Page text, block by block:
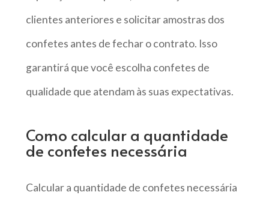
clientes anteriores e solicitar amostras dos
confetes antes de fechar o contrato. Isso
garantirá que você escolha confetes de
qualidade que atendam às suas expectativas.
Como calcular a quantidade
de confetes necessária
Calcular a quantidade de confetes necessária